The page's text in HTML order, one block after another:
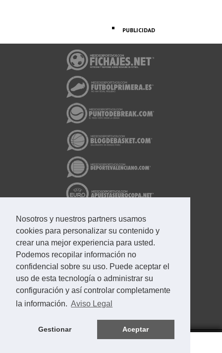
Nosotros y nuestros partners usamos
cookies para personalizar su contenido y
crear una mejor experiencia para usted.
Podemos recopilar información no
confidencial sobre su uso. Puede aceptar el
uso de esta tecnología o administrar su
configuración y así controlar completamente
la información. Aviso Legal
Gestionar Aceptar
PUBLICIDAD
Eurocopa en directo